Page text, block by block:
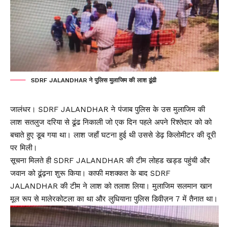
SDRF JALANDHAR ने पुलिस मुलाजिम की लाश ढूंढी
जालंधर। SDRF JALANDHAR ने पंजाब पुलिस के उस मुलाजिम की
लाश सतलुज दरिया से ढूंढ निकाली जो एक दिन पहले अपने रिश्तेदार को को
बचाते हुए डूब गया था। लाश जहाँ घटना हुई थी उससे डेढ़ किलोमीटर की दूरी
पर मिली।
सूचना मिलते ही SDRF JALANDHAR की टीम लोहड खड्ड पहुंची और
जवान को ढूंढ़ना शुरू किया। काफी मशक्कत के बाद SDRF
JALANDHAR की टीम ने लाश को तलाश लिया। मुलाजिम सलमान खान
मूल रूप से मालेरकोटला का था और लुधियाना पुलिस डिवीज़न 7 में तैनात था।